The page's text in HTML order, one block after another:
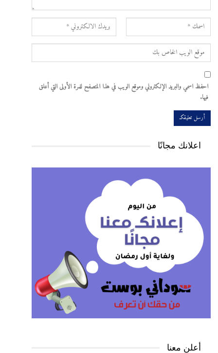
احفظ اسمي والبريد الإلكتروني وموقع الويب في هذا المتصفح للمرة الأولى التي أعلق
فيها.
اعلانك مجانًا
أعلن معنا